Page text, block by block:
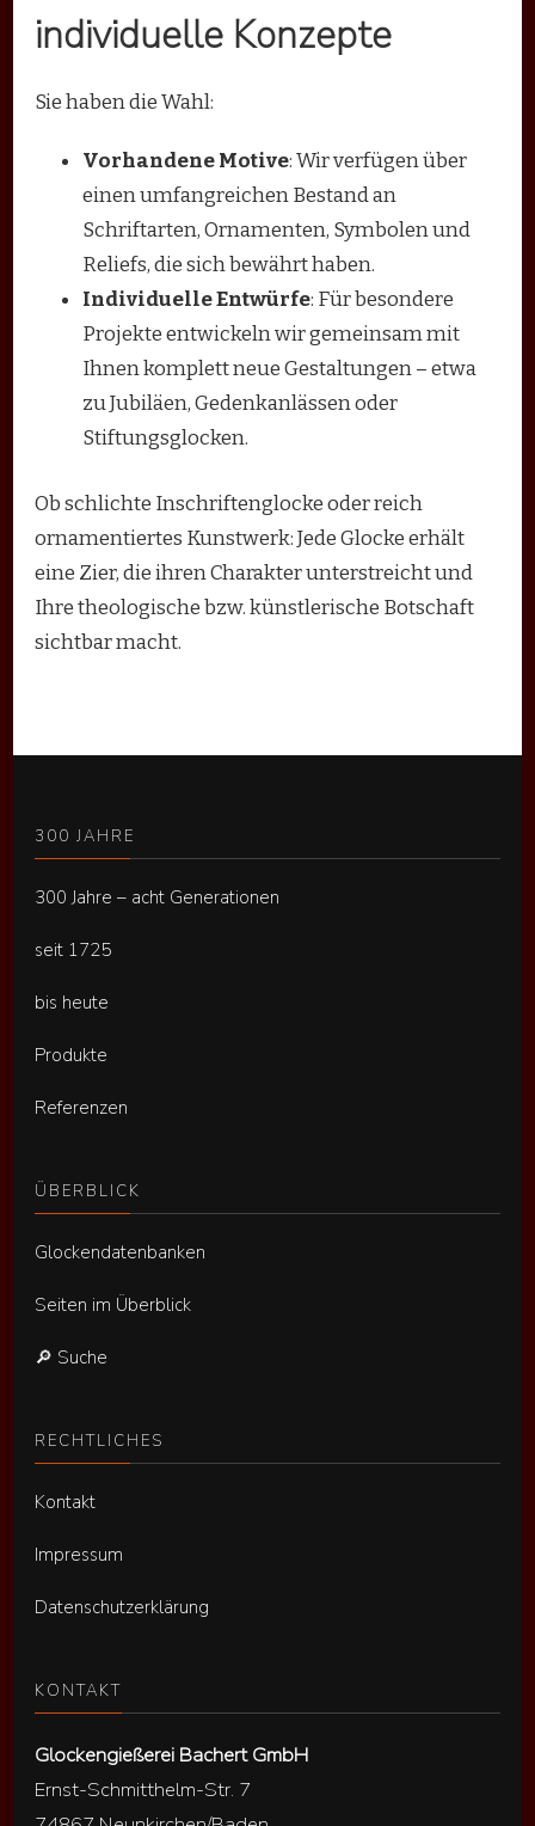
individuelle Konzepte
Sie haben die Wahl:
Vorhandene Motive: Wir verfügen über
einen umfangreichen Bestand an
Schriftarten, Ornamenten, Symbolen und
Reliefs, die sich bewährt haben.
Individuelle Entwürfe: Für besondere
Projekte entwickeln wir gemeinsam mit
Ihnen komplett neue Gestaltungen – etwa
zu Jubiläen, Gedenkanlässen oder
Stiftungsglocken.
Ob schlichte Inschriftenglocke oder reich
ornamentiertes Kunstwerk: Jede Glocke erhält
eine Zier, die ihren Charakter unterstreicht und
Ihre theologische bzw. künstlerische Botschaft
sichtbar macht.
300 JAHRE
300 Jahre – acht Generationen
seit 1725
bis heute
Produkte
Referenzen
ÜBERBLICK
Glockendatenbanken
Seiten im Überblick
🔎 Suche
RECHTLICHES
Kontakt
Impressum
Datenschutzerklärung
KONTAKT
Glockengießerei Bachert GmbH
Ernst-Schmitthelm-Str. 7